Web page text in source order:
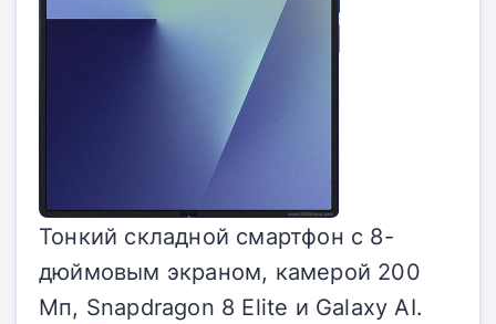
Тонкий складной смартфон с 8-
дюймовым экраном, камерой 200
Мп, Snapdragon 8 Elite и Galaxy AI.